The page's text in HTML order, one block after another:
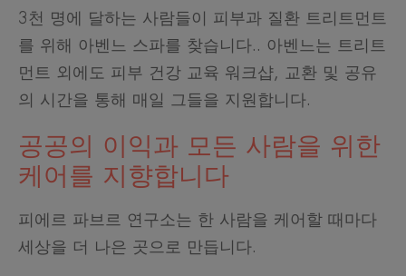
3천 명에 달하는 사람들이 피부과 질환 트리트먼트
를 위해 아벤느 스파를 찾습니다.. 아벤느는 트리트
먼트 외에도 피부 건강 교육 워크샵, 교환 및 공유
의 시간을 통해 매일 그들을 지원합니다.
공공의 이익과 모든 사람을 위한
케어를 지향합니다
피에르 파브르 연구소는 한 사람을 케어할 때마다
세상을 더 나은 곳으로 만듭니다.